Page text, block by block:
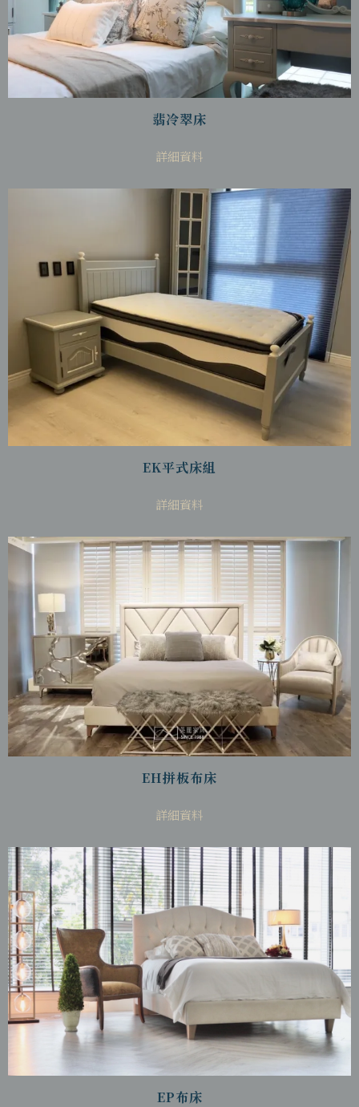
翡冷翠床
詳細資料
EK平式床組
詳細資料
EH拼板布床
詳細資料
EP布床